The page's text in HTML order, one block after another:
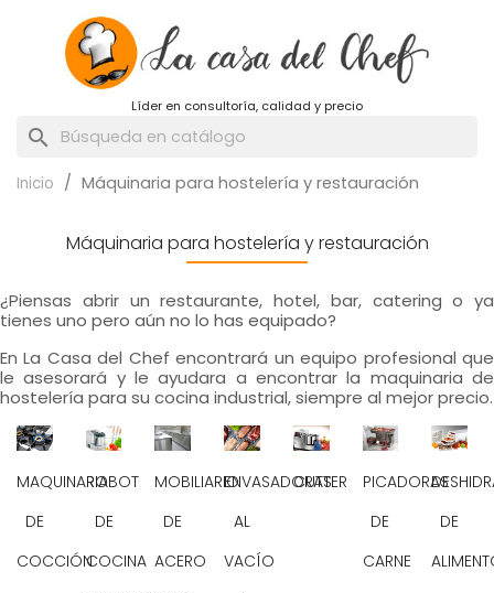
Líder en consultoría, calidad y precio
search
Inicio Máquinaria para hostelería y restauración
Máquinaria para hostelería y restauración
¿Piensas abrir un restaurante, hotel, bar, catering o ya
tienes uno pero aún no lo has equipado?
En La Casa del Chef encontrará un equipo profesional que
le asesorará y le ayudara a encontrar la maquinaria de
hostelería para su cocina industrial, siempre al mejor precio.
MAQUINARIA
DE
COCCIÓN
ROBOT
DE
COCINA
MOBILIARIO
DE
ACERO
ENVASADORAS
AL
VACÍO
CUTTER
PICADORAS
DE
CARNE
DE